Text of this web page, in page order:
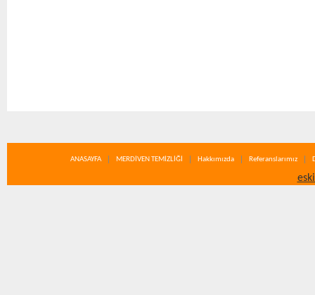
ANASAYFA MERDİVEN TEMİZLİĞİ Hakkımızda Referanslarımız